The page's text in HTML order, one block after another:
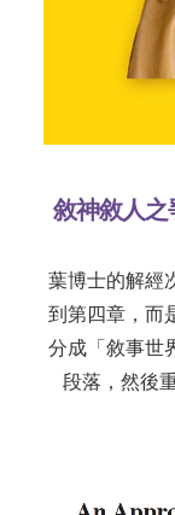
敘神敘人
葉博士的解經
到第四章，而
分成「敘事世
段落，然後